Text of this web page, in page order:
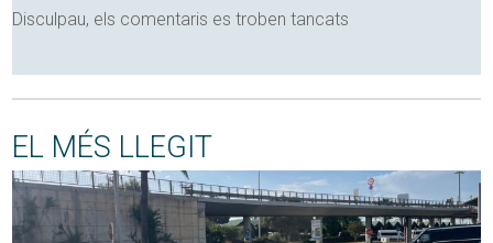
Disculpau, els comentaris es troben tancats
EL MÉS LLEGIT